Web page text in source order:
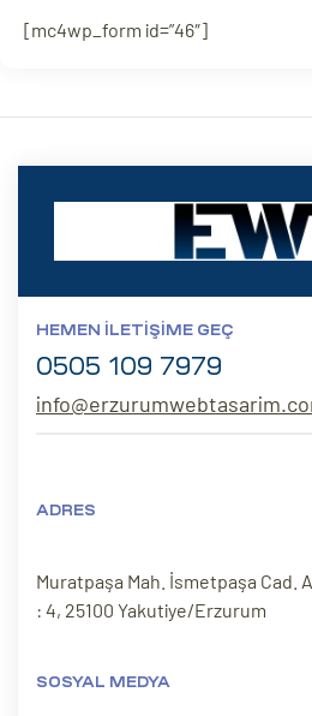
[mc4wp_form id=”46″]
HEMEN İLETIŞIME GEÇ
0505 109 7979
ADRES
Muratpaşa Mah. İsmetpaşa Cad.
: 4, 25100 Yakutiye/Erzurum
SOSYAL MEDYA